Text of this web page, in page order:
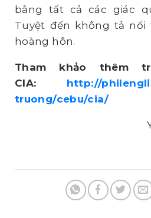
bằng tất cả các giác
Tuyệt đến không tả
hoàng hôn.
Tham khảo thêm
CIA: http://
truong/cebu/cia/